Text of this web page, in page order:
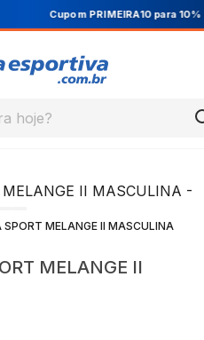
para 10% OFF na 1ª compra
hoje?
SPORT MELANGE II MASCULINA
MELANGE II